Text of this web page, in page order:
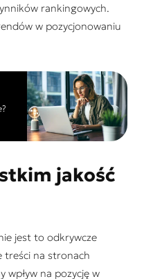
rankingowych.
w pozycjonowaniu
jakość
jest to odkrywcze
treści na stronach
na pozycję w